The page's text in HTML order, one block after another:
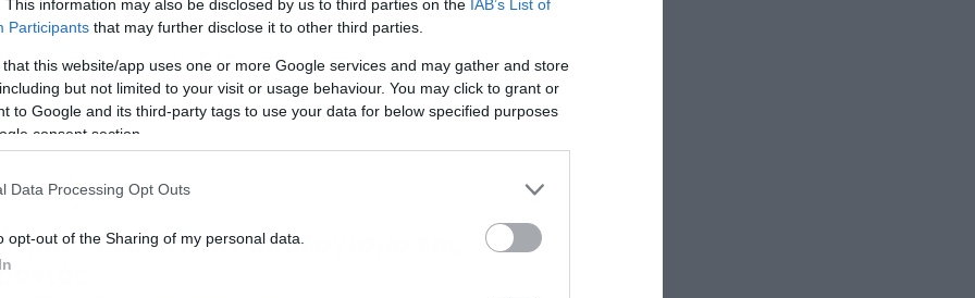
This information may also be disclosed by us to third parties on the IAB’s List of
Participants that may further disclose it to other third parties.
that this website/app uses one or more Google services and may gather and store
but not limited to your visit or usage behaviour. You may click to grant or
to Google and its third-party tags to use your data for below specified purposes
consent section.
Data Processing Opt Outs
opt-out of the Sharing of my personal data.
του προέδρου της ΠΑΕ, Τάσου Ηλιόπουλου και των
του Δ.Σ. έγινε η προπόνηση της Μ. Τρίτης. Ο Ηλιόπουλος εκ
ομάδας και στάθηκε στα λάθη που έγιναν στο ξεκίνημα της
που στοίχησαν την παραμονή της ομάδας στην
Από εκεί και πέρα, οι […]
Έκαναν τον απολογισμό της